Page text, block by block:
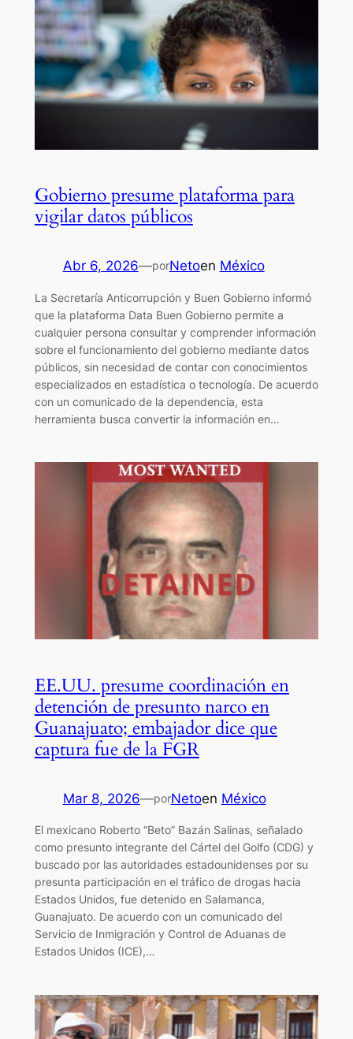
Gobierno presume plataforma para
vigilar datos públicos
Abr 6, 2026—porNetoen México
La Secretaría Anticorrupción y Buen Gobierno informó
que la plataforma Data Buen Gobierno permite a
cualquier persona consultar y comprender información
sobre el funcionamiento del gobierno mediante datos
públicos, sin necesidad de contar con conocimientos
especializados en estadística o tecnología. De acuerdo
con un comunicado de la dependencia, esta
herramienta busca convertir la información en…
EE.UU. presume coordinación en
detención de presunto narco en
Guanajuato; embajador dice que
captura fue de la FGR
Mar 8, 2026—porNetoen México
El mexicano Roberto “Beto” Bazán Salinas, señalado
como presunto integrante del Cártel del Golfo (CDG) y
buscado por las autoridades estadounidenses por su
presunta participación en el tráfico de drogas hacia
Estados Unidos, fue detenido en Salamanca,
Guanajuato. De acuerdo con un comunicado del
Servicio de Inmigración y Control de Aduanas de
Estados Unidos (ICE),…